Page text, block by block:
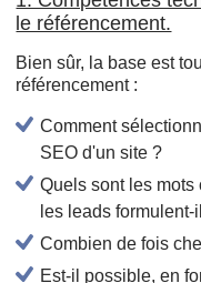
le référencement.
Bien sûr, la base est
référencement :
Comment
SEO d'un site ?
Quels sont les
les leads
Combien de fois
Est-il possible, en